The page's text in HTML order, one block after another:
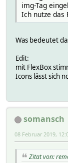
img-Tag
Ich nutze das
Was bedeutet
Edit:
mit FlexBox
Icons lässt sich
somansch
08 Februar 2019,
Zitat von: